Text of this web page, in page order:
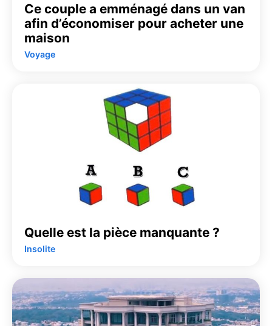
Ce couple a emménagé dans un van
afin d’économiser pour acheter une
maison
Voyage
Quelle est la pièce manquante ?
Insolite